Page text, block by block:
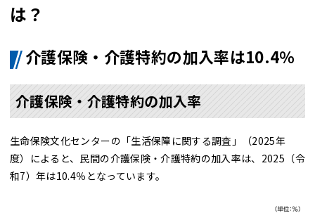
は？
介護保険・介護特約の加入率は10.4％
介護保険・介護特約の加入率
生命保険文化センターの「生活保障に関する調査」（2025年
度）によると、民間の介護保険・介護特約の加入率は、 2025（令
和7）年は10.4％となっています。